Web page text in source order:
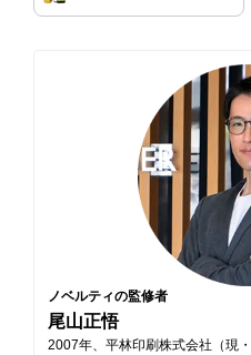
ノベルティの監修者
尾山正悟
2007年、平林印刷株式会社（現・